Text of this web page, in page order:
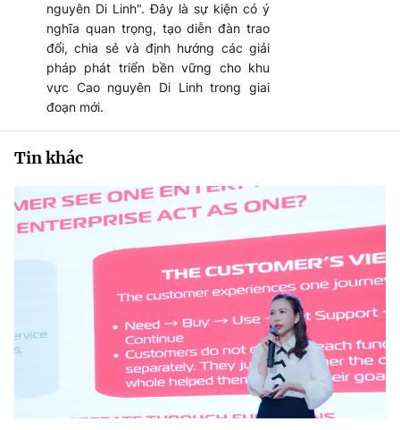
nguyên Di Linh". Đây là sự kiện có ý
nghĩa quan trọng, tạo diễn đàn trao
đổi, chia sẻ và định hướng các giải
pháp phát triển bền vững cho khu
vực Cao nguyên Di Linh trong giai
đoạn mới.
Tin khác